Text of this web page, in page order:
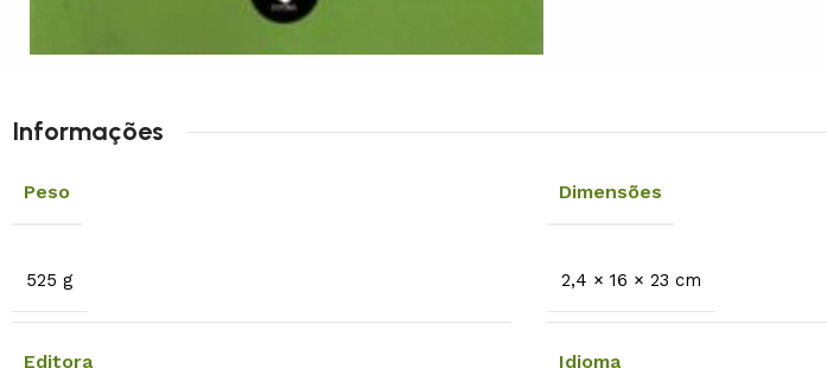
Informações
Peso
525 g
Dimensões
2,4 × 16 × 23 cm
Editora Idioma